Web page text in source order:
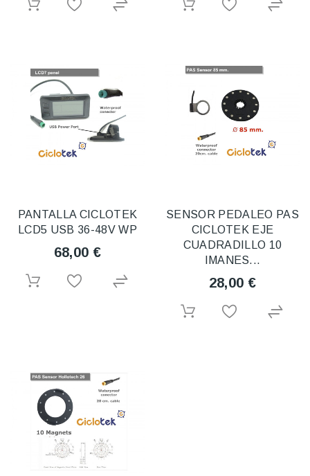
PANTALLA CICLOTEK
LCD5 USB 36-48V WP
68,00 €
SENSOR PEDALEO PAS
CICLOTEK EJE
CUADRADILLO 10
IMANES...
28,00 €